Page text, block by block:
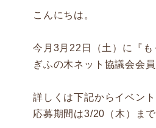
こんにちは。
今月3月22日（土）に『
ぎふの木ネット協議会会
詳しくは下記からイベン
応募期間は3/20（木）まで